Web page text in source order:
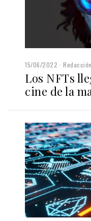
15/06/2022 Redacción
Los NFTs
cine de la